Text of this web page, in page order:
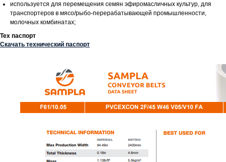
используется для перемещения семян эфиромасличных культур, для
транспортеров в мясо/рыбо-перерабатывающей промышленности,
молочных комбинатах;
Тех паспорт
Скачать технический паспорт